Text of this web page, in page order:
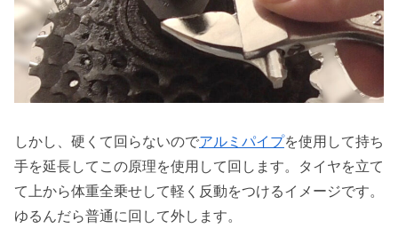
しかし、硬くて回らないのでアルミパイプを使用して持ち
手を延長してこの原理を使用して回します。タイヤを立て
て上から体重全乗せして軽く反動をつけるイメージです。
ゆるんだら普通に回して外します。